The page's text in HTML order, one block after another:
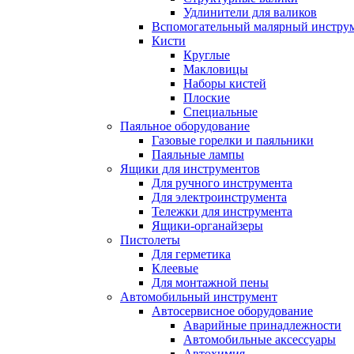
Удлинители для валиков
Вспомогательный малярный
Кисти
Круглые
Макловицы
Наборы кистей
Плоские
Специальные
Паяльное оборудование
Газовые горелки и паяльники
Паяльные лампы
Ящики для инструментов
Для ручного инструмента
Для электроинструмента
Тележки для инструмента
Ящики-органайзеры
Пистолеты
Для герметика
Клеевые
Для монтажной пены
Автомобильный инструмент
Автосервисное оборудование
Аварийные принадлежности
Автомобильные аксессуары